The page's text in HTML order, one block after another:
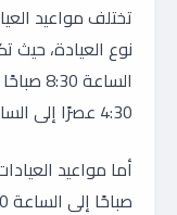
تختلف مواعيد
نوع العيادة، حيث
4:30 عصرًا إلى الساعة 9:00 مساءً.